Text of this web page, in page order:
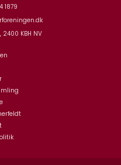
1879
KBH NV